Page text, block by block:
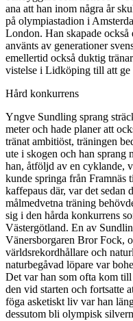
ana att han inom några år
på olympiastadion i
London. Han skapade
använts av generationer
emellertid också duktig
vistelse i Lidköping till att ge
Hård konkurrens
Yngve Sundling sprang
meter och hade planer att
tränat ambitiöst, träningen
ute i skogen och han sprang
han, åtföljd av en cyklande,
kunde springa från
kaffepaus där, var det sedan
målmedvetna träning
sig i den hårda konkurrens
Västergötland. En av
Vänersborgaren Bror Fock,
världsrekordhållare och
naturbegåvad löpare var
Det var han som ofta kom
den vid starten och fortsatte
föga asketiskt liv var han
dessutom bli olympisk